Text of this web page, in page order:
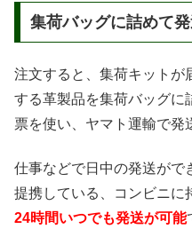
集荷バッグに詰めて
注文すると、集荷キットが
する革製品を集荷バッグに
票を使い、ヤマト運輸で発
仕事などで日中の発送がで
提携している、コンビニに
24時間いつでも発送が可能